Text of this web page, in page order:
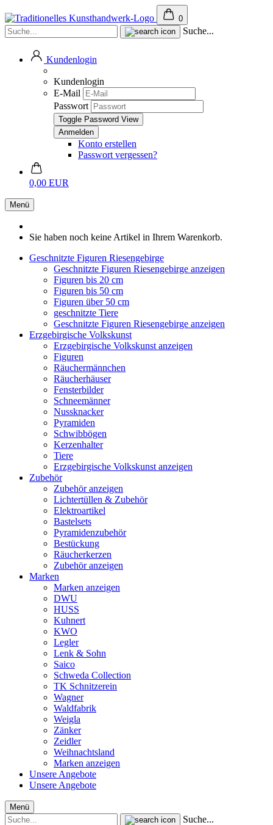
0
Suche...
Kundenlogin
Kundenlogin
E-Mail
Passwort
Toggle Password View
Konto erstellen
Passwort vergessen?
0,00 EUR
Menü
Sie haben noch keine Artikel in Ihrem Warenkorb.
Geschnitzte Figuren Riesengebirge
Geschnitzte Figuren Riesengebirge anzeigen
Figuren bis 20 cm
Figuren bis 50 cm
Figuren über 50 cm
geschnitzte Tiere
Geschnitzte Figuren Riesengebirge anzeigen
Erzgebirgische Volkskunst
Erzgebirgische Volkskunst anzeigen
Figuren
Räuchermännchen
Räucherhäuser
Fensterbilder
Schneemänner
Nussknacker
Pyramiden
Schwibbögen
Kerzenhalter
Tiere
Erzgebirgische Volkskunst anzeigen
Zubehör
Zubehör anzeigen
Lichtertüllen & Zubehör
Elektroartikel
Bastelsets
Pyramidenzubehör
Bestückung
Räucherkerzen
Zubehör anzeigen
Marken
Marken anzeigen
DWU
HUSS
Kuhnert
KWO
Legler
Lenk & Sohn
Saico
Schweda Collection
TK Schnitzerein
Wagner
Waldfabrik
Weigla
Zänker
Zeidler
Weihnachtsland
Marken anzeigen
Unsere Angebote
Unsere Angebote
Menü
Suche...